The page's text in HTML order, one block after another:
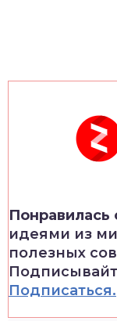
Понравилась
идеями из
полезных
Подписаться.